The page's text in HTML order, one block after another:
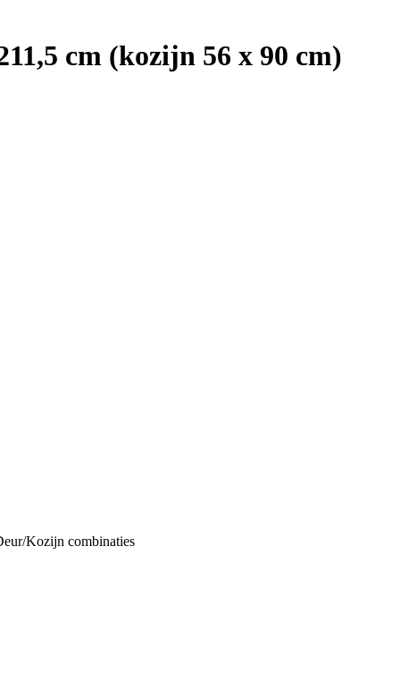
cm (kozijn 56 x 90 cm)
Kozijn combinaties